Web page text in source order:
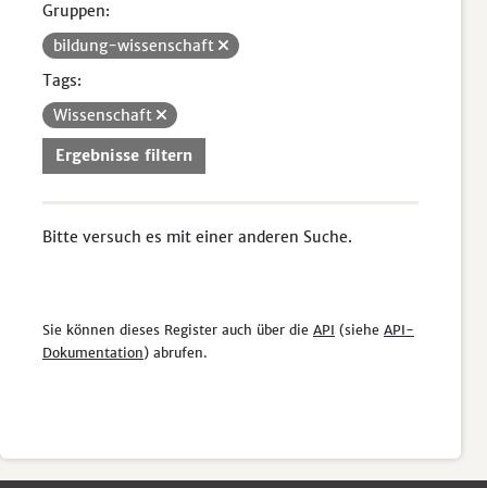
Gruppen:
bildung-wissenschaft
Tags:
Wissenschaft
Ergebnisse filtern
Bitte versuch es mit einer anderen Suche.
Sie können dieses Register auch über die API (siehe API-
Dokumentation) abrufen.